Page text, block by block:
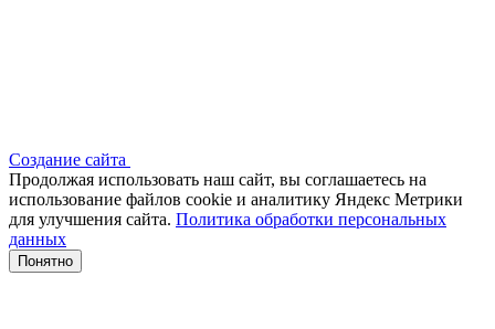
Создание сайта
Продолжая использовать наш сайт, вы соглашаетесь на
использование файлов сооkіе и аналитику Яндекс Метрики
для улучшения сайта. Политика обработки персональных
данных
Понятно